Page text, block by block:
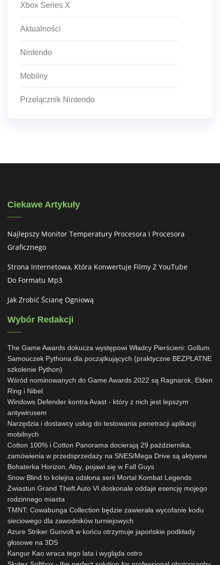
Xbox Series X
Aktualności
Nintendo
Mobilny
Przełącznik Nintendo
Ciekawe Artykuły
Najlepszy Monitor Temperatury Procesora I Procesora
Graficznego
Strona Internetowa, Która Konwertuje Filmy Z YouTube
Do Formatu Mp3
Jak Zrobić Ścianę Ogniową
Wybór Redakcji
The Game Awards dokucza występowi Władcy Pierścieni: Gollum
Samouczek Pythona dla początkujących (praktyczne BEZPŁATNE
szkolenie Python)
Wśród nominowanych do Game Awards 2022 są Ragnarok, Elden
Ring i Nibel
Windows Defender kontra Avast - który z nich jest lepszym
antywirusem
Narzędzia i dostawcy usług do testowania penetracji aplikacji
mobilnych
Cotton 100% i Cotton Panorama docierają 29 października,
zamówienia w przedsprzedaży na SNES/Mega Drive są aktywne
Bohaterka Horizon, Aloy, pojawi się w Fall Guys
Snow Blind to kolejna odsłona serii Mortal Kombat Legends
Zwiastun Grand Theft Auto VI doskonale oddaje esencję mojego
rodzinnego miasta
TMNT: Cowabunga Collection będzie zawierała wycofanie kodu
sieciowego dla zawodników turniejowych
Azure Striker Gunvolt w końcu otrzymuje japońskie podkłady
głosowe na 3DS
Kangur Kao wraca tego lata i wygląda ostro